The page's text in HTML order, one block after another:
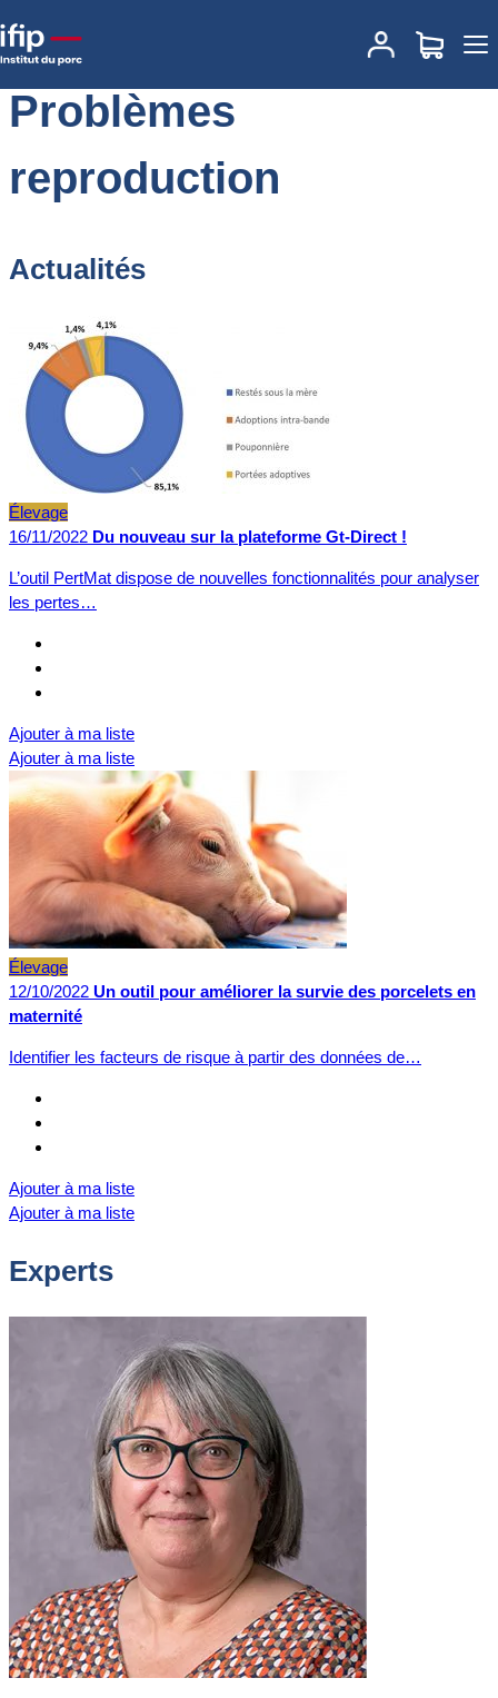
Accueil
Problèmes
reproduction
Actualités
Élevage
16/11/2022 Du nouveau sur la plateforme Gt-Direct !
L’outil PertMat dispose de nouvelles fonctionnalités pour analyser
les pertes…
Ajouter à ma liste
Ajouter à ma liste
Élevage
12/10/2022 Un outil pour améliorer la survie des porcelets en
maternité
Identifier les facteurs de risque à partir des données de…
Ajouter à ma liste
Ajouter à ma liste
Experts